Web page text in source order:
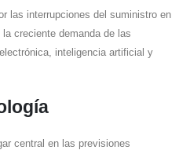
las interrupciones del suministro en
creciente demanda de las
inteligencia artificial y
central en las previsiones